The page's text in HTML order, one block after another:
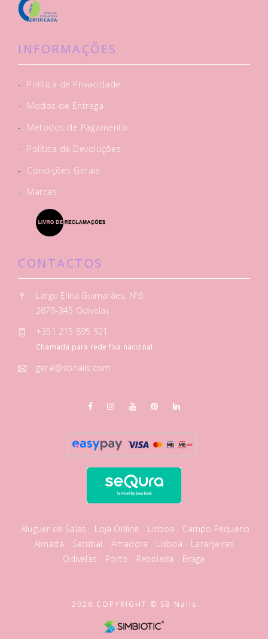
INFORMAÇÕES
-
Política de Privacidade
-
Modos de Entrega
-
Métodos de Pagamento
-
Política de Devoluções
-
Condições Gerais
-
Marcas
CONTACTOS
Largo Elina Guimarães, Nº6
2675-345 Odivelas
+351 215 895 921
Chamada para rede fixa nacional
geral@sbnails.com
Aluguer de Salas Loja Online
Lisboa - Campo Pequeno
Almada
Setúbal Amadora
Lisboa - Laranjeiras
Odivelas
Porto Reboleira Braga
2026 COPYRIGHT © SB Nails